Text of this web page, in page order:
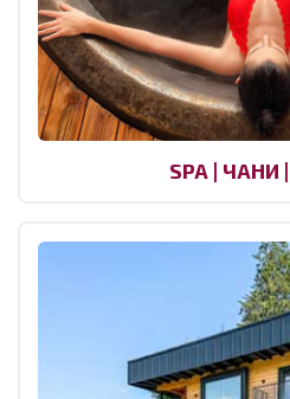
SPA | ЧАНИ